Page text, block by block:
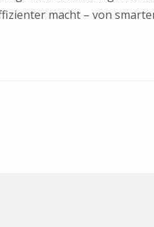
macht – von